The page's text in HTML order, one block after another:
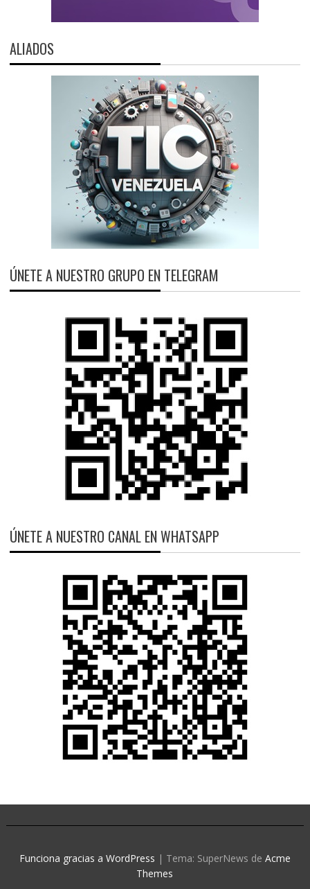
ALIADOS
ÚNETE A NUESTRO GRUPO EN TELEGRAM
ÚNETE A NUESTRO CANAL EN WHATSAPP
Funciona gracias a WordPress | Tema: SuperNews de Acme
Themes